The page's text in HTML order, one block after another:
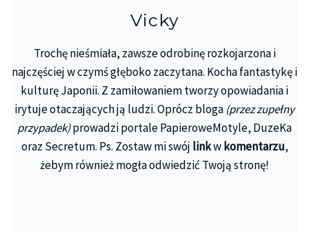
Vicky
Trochę nieśmiała, zawsze odrobinę rozkojarzona i
najczęściej w czymś głęboko zaczytana. Kocha fantastykę i
kulturę Japonii. Z zamiłowaniem tworzy opowiadania i
irytuje otaczających ją ludzi. Oprócz bloga (przez zupełny
przypadek)prowadzi portale PapieroweMotyle, DuzeKa
oraz Secretum. Ps. Zostaw mi swój linkwkomentarzu,
żebym również mogła odwiedzić Twoją stronę!